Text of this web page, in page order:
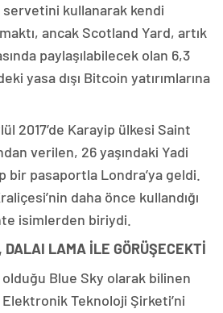
servetini kullanarak kendi
ancak Scotland Yard, artık
paylaşılabilecek olan 6,3
yasa dışı Bitcoin yatırımlarına
2017’de Karayip ülkesi Saint
verilen, 26 yaşındaki Yadi
bir pasaportla Londra’ya geldi.
daha önce kullandığı
isimlerden biriydi.
LAMA İLE GÖRÜŞECEKTİ
Blue Sky olarak bilinen
Teknoloji Şirketi’ni